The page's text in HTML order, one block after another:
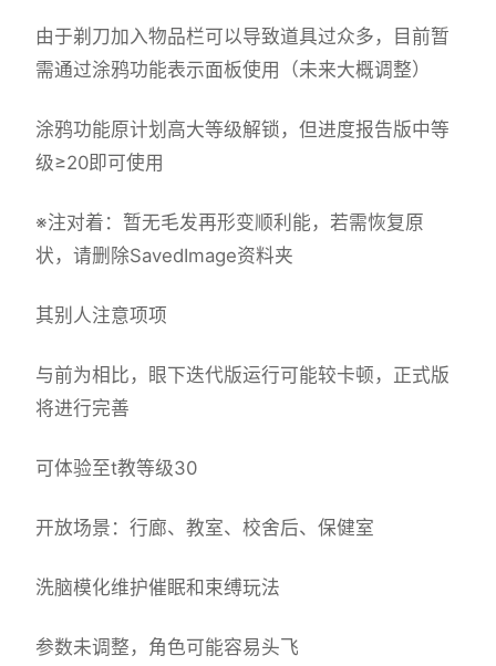
由于剃刀加入物品栏可以导致道具过众多，目前暂
需通过涂鸦功能表示面板使用（未来大概调整）
涂鸦功能原计划高大等级解锁，但进度报告版中等
级≥20即可使用
※注对着 ：暂无毛发再形变顺利能，若需恢复原
状，请删除SavedImage资料夹
其别人注意项项
与前为相比，眼下迭代版运行可能较卡顿，正式版
将进行完善
可体验至t教等级30
开放场景：行廊、教室、校舍后、保健室
洗脑模化维护催眠和束缚玩法
参数未调整，角色可能容易头飞